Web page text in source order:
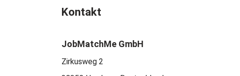
Kontakt
JobMatchMe GmbH
Zirkusweg 2